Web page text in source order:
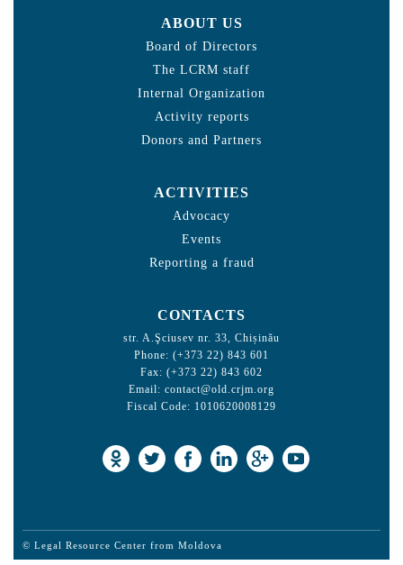
ABOUT US
Board of Directors
The LCRM staff
Internal Organization
Activity reports
Donors and Partners
ACTIVITIES
Advocacy
Events
Reporting a fraud
CONTACTS
str. A.Şciusev nr. 33, Chișinău
Phone: (+373 22) 843 601
Fax: (+373 22) 843 602
Email: contact@old.crjm.org
Fiscal Code: 1010620008129
© Legal Resource Center from Moldova